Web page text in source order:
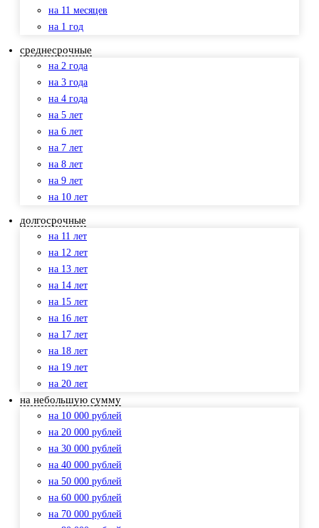
на 11 месяцев
на 1 год
среднесрочные
на 2 года
на 3 года
на 4 года
на 5 лет
на 6 лет
на 7 лет
на 8 лет
на 9 лет
на 10 лет
долгосрочные
на 11 лет
на 12 лет
на 13 лет
на 14 лет
на 15 лет
на 16 лет
на 17 лет
на 18 лет
на 19 лет
на 20 лет
на небольшую сумму
на 10 000 рублей
на 20 000 рублей
на 30 000 рублей
на 40 000 рублей
на 50 000 рублей
на 60 000 рублей
на 70 000 рублей